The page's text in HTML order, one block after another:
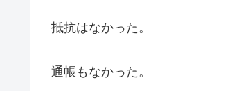
抵抗はなかった。
通帳もなかった。